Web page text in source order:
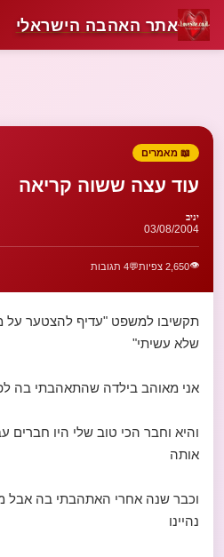
אתר האהבה הישראלי
📖 מאמרים
עוד עצה ששוה קריאה
יניב
03/08/2004
👁️2,650 צפיות 💬4 תגובות
תקשיבו למשפט "עדיף להצטער על
שלא עשיתי"
אני מאוהב בילדה שהתאהבתי בה
והיא וחבר הכי טוב שלי היו חברים
אותה
וכבר שנה אחרי האתהבתי בה אבל
נהיינו